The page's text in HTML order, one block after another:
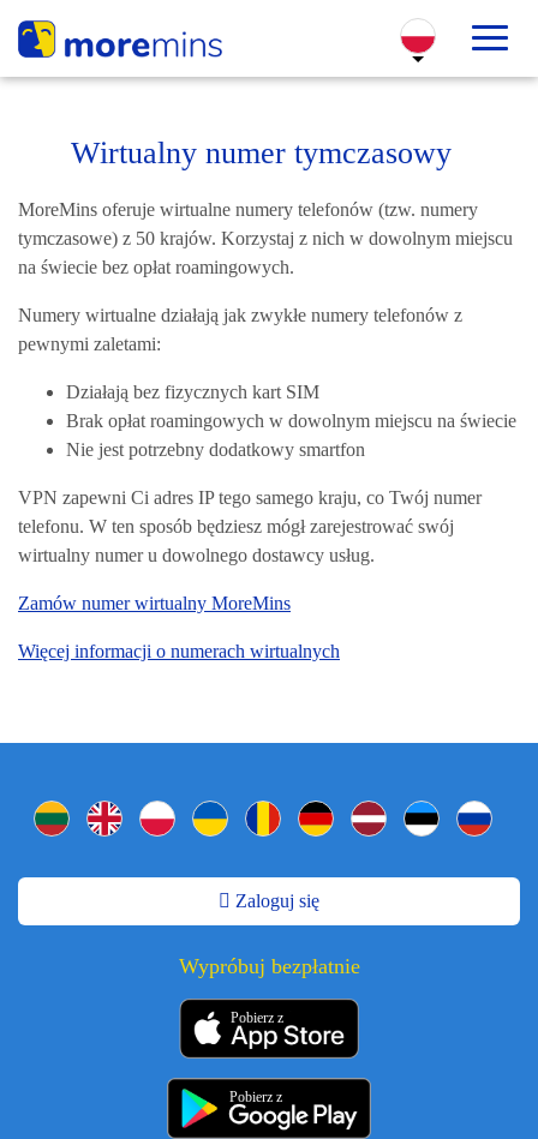
Wirtualny numer tymczasowy
MoreMins oferuje wirtualne numery telefonów (tzw. numery
tymczasowe) z 50 krajów. Korzystaj z nich w dowolnym miejscu
na świecie bez opłat roamingowych.
Numery wirtualne działają jak zwykłe numery telefonów z
pewnymi zaletami:
Działają bez fizycznych kart SIM
Brak opłat roamingowych w dowolnym miejscu na świecie
Nie jest potrzebny dodatkowy smartfon
VPN zapewni Ci adres IP tego samego kraju, co Twój numer
telefonu. W ten sposób będziesz mógł zarejestrować swój
wirtualny numer u dowolnego dostawcy usług.
Zamów numer wirtualny MoreMins
Więcej informacji o numerach wirtualnych
Zaloguj się
Wypróbuj bezpłatnie
Pobierz z
Pobierz z